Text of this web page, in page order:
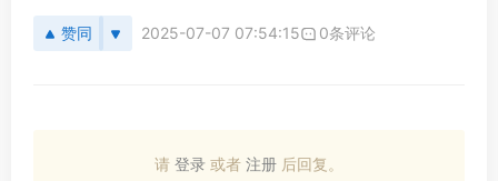
赞同 2025-07-07 07:54:15 0条评论
请 登录 或者 注册 后回复。